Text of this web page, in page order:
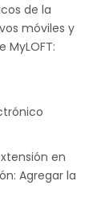
de la
móviles y
en
Agregar la